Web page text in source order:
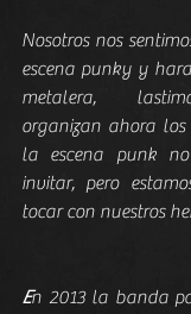
Nosotros nos
escena punky y
metalera,
organizan ahora los
la escena punk
invitar, pero
tocar con nuestros
En 2013 la banda